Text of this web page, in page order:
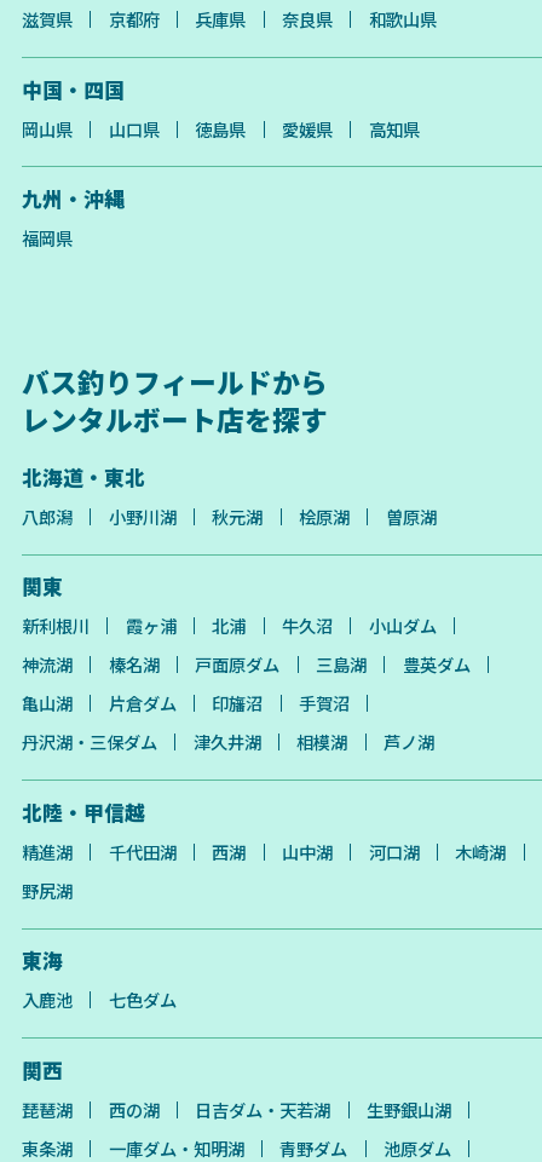
滋賀県 京都府 兵庫県 奈良県 和歌山県
中国・四国
岡山県 山口県 徳島県 愛媛県 高知県
九州・沖縄
福岡県
バス釣りフィールドから
レンタルボート店を探す
北海道・東北
八郎潟 小野川湖 秋元湖 桧原湖 曽原湖
関東
新利根川 霞ヶ浦 北浦 牛久沼
小山ダム
神流湖
榛名湖 戸面原ダム 三島湖
豊英ダム
亀山湖
片倉ダム 印旛沼
手賀沼
丹沢湖・三保ダム
津久井湖 相模湖 芦ノ湖
北陸・甲信越
精進湖 千代田湖 西湖 山中湖 河口湖
木崎湖
野尻湖
東海
入鹿池 七色ダム
関西
琵琶湖 西の湖 日吉ダム・天若湖
生野銀山湖
東条湖
一庫ダム・知明湖 青野ダム
池原ダム